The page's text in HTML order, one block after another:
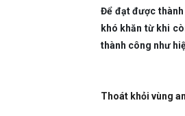
Để đạt được
khó khăn từ khi
thành công như
Thoát khỏi vùng